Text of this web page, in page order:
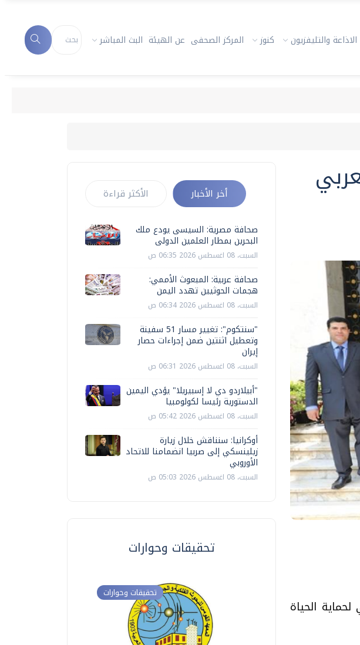
والتليفزيون كنوز المركز الصحفى عن الهيئة البث المباشر
الحياة
أخر الأخبار الأكثر قراءة
صحافة مصرية: السيسى يودع ملك
البحرين بمطار العلمين الدولى
السبت، 08 اغسطس 2026 06:35 ص
صحافة عربية: المبعوث الأممي:
هجمات الحوثيين تهدد اليمن
السبت، 08 اغسطس 2026 06:34 ص
"سنتكوم": تغيير مسار 51 سفينة
وتعطيل اثنتين ضمن إجراءات حصار
إيران
السبت، 08 اغسطس 2026 06:31 ص
"أبيلاردو دي لا إسبيريلا" يؤدي اليمين
الدستورية رئيسا لكولومبيا
السبت، 08 اغسطس 2026 05:42 ص
أوكرانيا: سنناقش خلال زيارة
زيلينسكي إلى صربيا انضمامنا للاتحاد
الأوروبي
السبت، 08 اغسطس 2026 05:03 ص
تحقيقات وحوارات
تحقيقات وحوارات